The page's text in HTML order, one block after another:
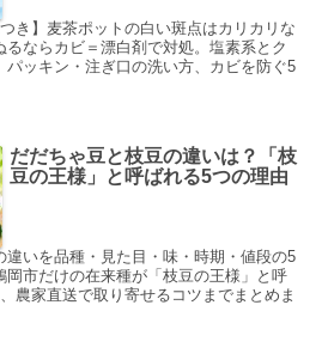
き】麦茶ポットの白い斑点はカリカリな
るならカビ＝漂白剤で対処。塩素系とク
パッキン・注ぎ口の洗い方、カビを防ぐ5
だだちゃ豆と枝豆の違いは？「枝
豆の王様」と呼ばれる5つの理由
違いを品種・見た目・味・時期・値段の5
岡市だけの在来種が「枝豆の王様」と呼
農家直送で取り寄せるコツまでまとめま